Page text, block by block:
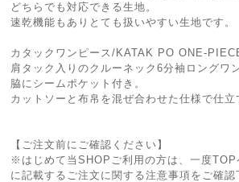
どちらでも対応できる生地。
速乾機能もありとても扱いやすい生地です。
カタックワンピース/KATAK PO ONE-
肩タック入りのクルーネック6分袖ロングワ
脇にシームポケット付き。
カットソーと布帛を混ぜ合わせた仕様で仕立
【ご注文前にご確認ください】
※はじめて当SHOPご利用の方は、一度TOP
に記載するご注文に関する注意事項をご確認